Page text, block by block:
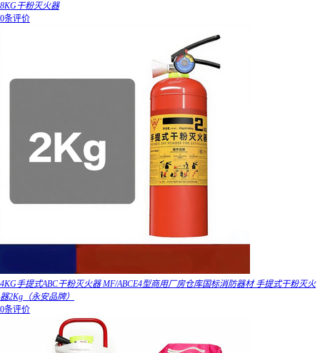
8KG干粉灭火器
0条评价
4KG手提式ABC干粉灭火器 MF/ABCE4型商用厂房仓库国标消防器材 手提式干粉灭火
器2Kg（永安品牌）
0条评价